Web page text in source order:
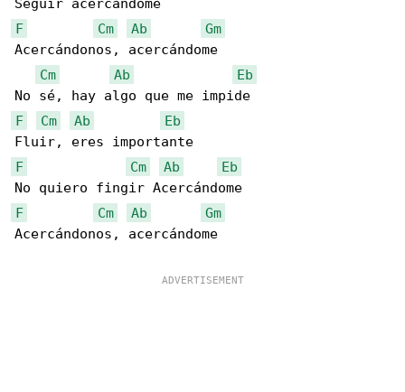
F
Cm Ab
Gm
Acercándonos, acercándome
Cm
Ab
Eb
F
Cm Ab
Eb
F
Cm Ab
Eb
F
Cm Ab
Gm
Acercándonos, acercándome